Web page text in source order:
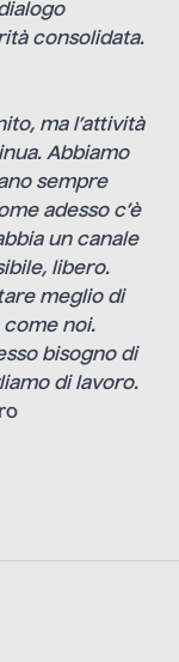
consolidata.
ma l’attività
Abbiamo
sempre
adesso c’è
un canale
libero.
meglio di
noi.
bisogno di
di lavoro.